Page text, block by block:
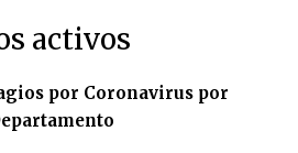
activos
por Coronavirus por